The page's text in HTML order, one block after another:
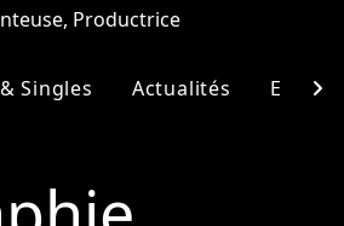
Productrice
Singles Actualités chevron_right